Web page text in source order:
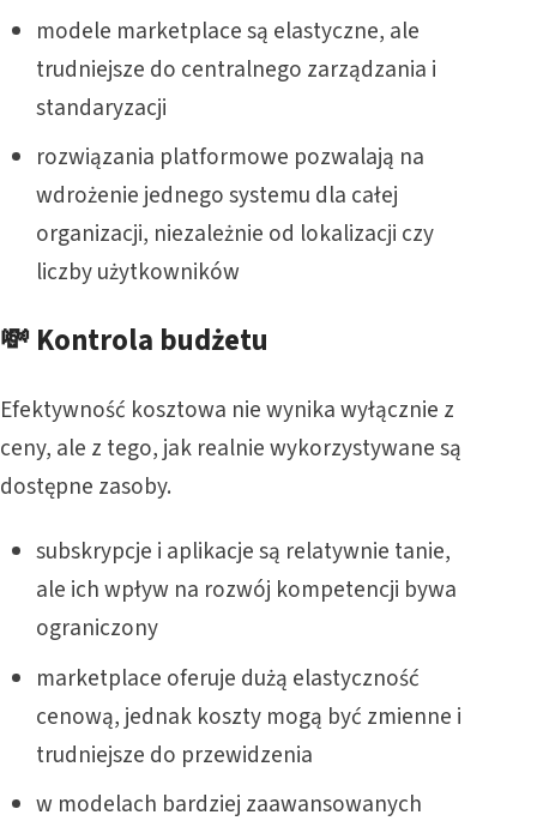
modele marketplace są elastyczne, ale
trudniejsze do centralnego zarządzania i
standaryzacji
rozwiązania platformowe pozwalają na
wdrożenie jednego systemu dla całej
organizacji, niezależnie od lokalizacji czy
liczby użytkowników
💸 Kontrola budżetu
Efektywność kosztowa nie wynika wyłącznie z
ceny, ale z tego, jak realnie wykorzystywane są
dostępne zasoby.
subskrypcje i aplikacje są relatywnie tanie,
ale ich wpływ na rozwój kompetencji bywa
ograniczony
marketplace oferuje dużą elastyczność
cenową, jednak koszty mogą być zmienne i
trudniejsze do przewidzenia
w modelach bardziej zaawansowanych